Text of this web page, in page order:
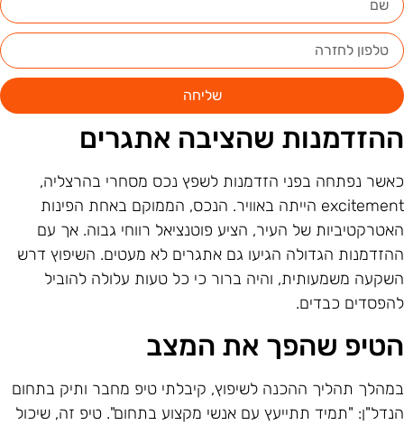
שליחה
שהציבה אתגרים
נפתחה בפני הזדמנות לשפץ נכס מסחרי בהרצליה,
excitement הייתה באוויר. הנכס, הממוקם באחת הפינות
של העיר, הציע פוטנציאל רווחי גבוה. אך עם
הגדולה הגיעו גם אתגרים לא מעטים. השיפוץ דרש
משמעותית, והיה ברור כי כל טעות עלולה להוביל
כבדים.
שהפך את המצב
תהליך ההכנה לשיפוץ, קיבלתי טיפ מחבר ותיק בתחום
"תמיד תתייעץ עם אנשי מקצוע בתחום". טיפ זה, שיכול